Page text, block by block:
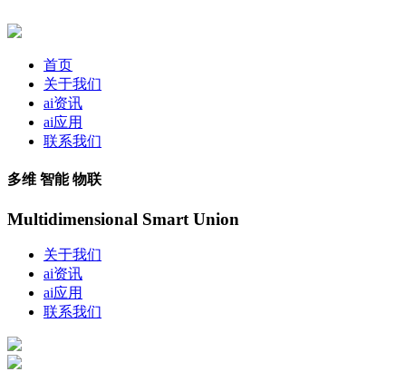
首页
关于我们
ai资讯
ai应用
联系我们
多维 智能 物联
Multidimensional Smart Union
关于我们
ai资讯
ai应用
联系我们